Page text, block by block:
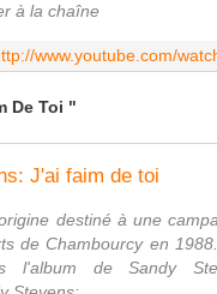
à la chaîne
www.youtube.com/
De Toi "
J'ai faim de toi
destiné à une
de Chambourcy en
l'album de Sandy